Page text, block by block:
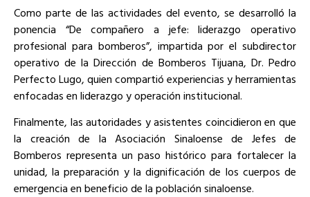
Como parte de las actividades del evento, se desarrolló la
ponencia “De compañero a jefe: liderazgo operativo
profesional para bomberos”, impartida por el subdirector
operativo de la Dirección de Bomberos Tijuana, Dr. Pedro
Perfecto Lugo, quien compartió experiencias y herramientas
enfocadas en liderazgo y operación institucional.
Finalmente, las autoridades y asistentes coincidieron en que
la creación de la Asociación Sinaloense de Jefes de
Bomberos representa un paso histórico para fortalecer la
unidad, la preparación y la dignificación de los cuerpos de
emergencia en beneficio de la población sinaloense.